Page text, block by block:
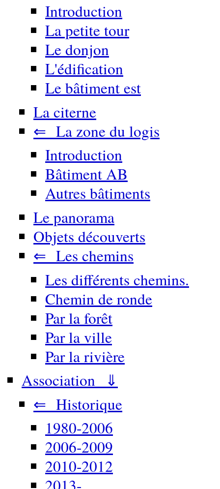
Introduction
La petite tour
Le donjon
L'édification
Le bâtiment est
La citerne
⇐ La zone du logis
Introduction
Bâtiment AB
Autres bâtiments
Le panorama
Objets découverts
⇐ Les chemins
Les différents chemins.
Chemin de ronde
Par la forêt
Par la ville
Par la rivière
Association ⇓
⇐ Historique
1980-2006
2006-2009
2010-2012